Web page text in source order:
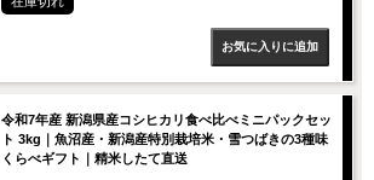
令和7年産 新潟県産コシヒカリ食べ比べミニパックセッ
ト 3kg｜魚沼産・新潟産特別栽培米・雪つばきの3種味
くらべギフト｜精米したて直送